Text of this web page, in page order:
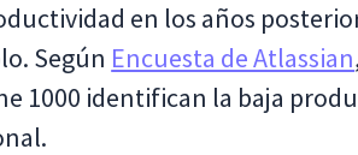
en los años
Según Encuesta de Atlassian
1000 identifican la baja